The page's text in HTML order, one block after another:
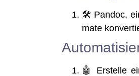
🛠️ Pan­doc,
ma­te
🤖 Erstel­le